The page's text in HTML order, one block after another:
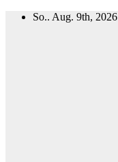
Zum
So.. Aug. 9th, 2026